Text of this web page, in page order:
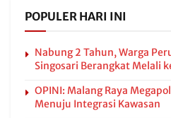
POPULER HARI INI
Nabung 2 Tahun, Warga
Singosari Berangkat Melali
OPINI: Malang Raya
Menuju Integrasi Kawasan